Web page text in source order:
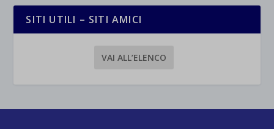
SITI UTILI – SITI AMICI
VAI ALL’ELENCO